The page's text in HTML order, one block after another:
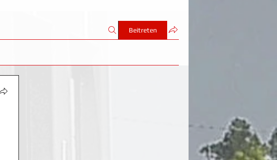
Beitreten